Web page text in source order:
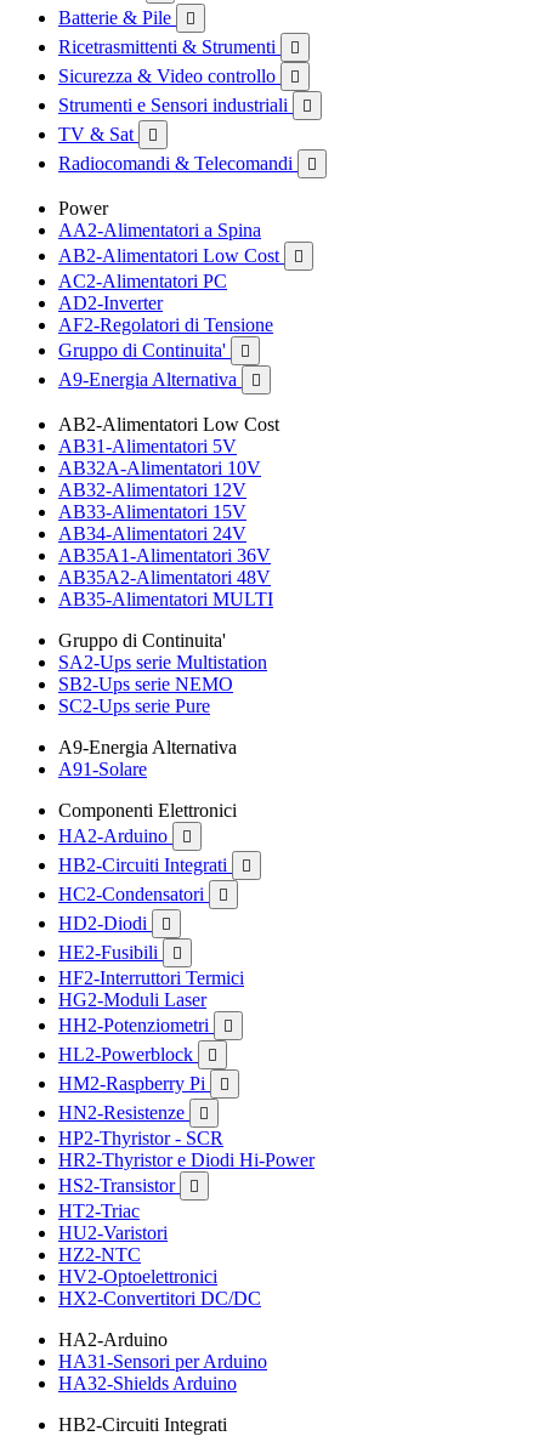
Batterie & Pile 
Ricetrasmittenti & Strumenti 
Sicurezza & Video controllo 
Strumenti e Sensori industriali 
TV & Sat 
Radiocomandi & Telecomandi 
Power
AA2-Alimentatori a Spina
AB2-Alimentatori Low Cost

AC2-Alimentatori PC
AD2-Inverter
AF2-Regolatori di Tensione
Gruppo di Continuita'

A9-Energia Alternativa 
AB2-Alimentatori Low Cost
AB31-Alimentatori 5V
AB32A-Alimentatori 10V
AB32-Alimentatori 12V
AB33-Alimentatori 15V
AB34-Alimentatori 24V
AB35A1-Alimentatori 36V
AB35A2-Alimentatori 48V
AB35-Alimentatori MULTI
Gruppo di Continuita'
SA2-Ups serie Multistation
SB2-Ups serie NEMO
SC2-Ups serie Pure
A9-Energia Alternativa
A91-Solare
Componenti Elettronici
HA2-Arduino

HB2-Circuiti Integrati 
HC2-Condensatori 
HD2-Diodi 
HE2-Fusibili 
HF2-Interruttori Termici
HG2-Moduli Laser
HH2-Potenziometri

HL2-Powerblock 
HM2-Raspberry Pi 
HN2-Resistenze 
HP2-Thyristor - SCR
HR2-Thyristor e Diodi Hi-Power
HS2-Transistor

HT2-Triac
HU2-Varistori
HZ2-NTC
HV2-Optoelettronici
HX2-Convertitori DC/DC
HA2-Arduino
HA31-Sensori per Arduino
HA32-Shields Arduino
HB2-Circuiti Integrati